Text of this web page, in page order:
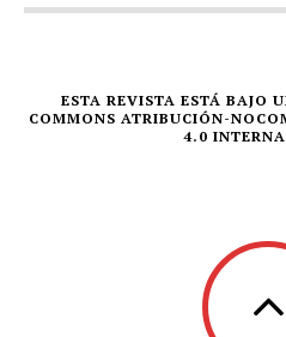
ESTA REVISTA ESTÁ BAJO
COMMONS ATRIBUCIÓN-
4.0